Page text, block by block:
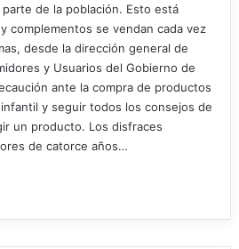
de la población. Esto está
complementos se vendan cada vez
desde la dirección general de
y Usuarios del Gobierno de
ante la compra de productos
y seguir todos los consejos de
un producto. Los disfraces
de catorce años…